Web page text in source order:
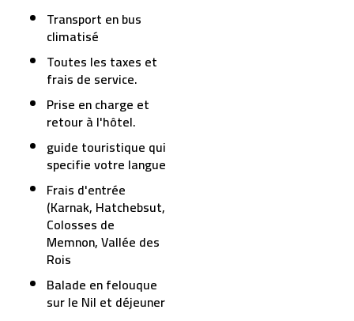
Transport en bus
climatisé
Toutes les taxes et
frais de service.
Prise en charge et
retour à l'hôtel.
guide touristique qui
specifie votre langue
Frais d'entrée
(Karnak, Hatchebsut,
Colosses de
Memnon, Vallée des
Rois
Balade en felouque
sur le Nil et déjeuner